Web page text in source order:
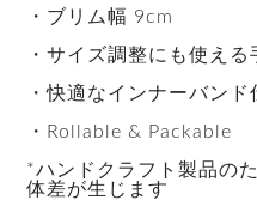
・ブリム幅 9cm
・サイズ調整にも使え
・快適なインナーバンド
・Rollable & Packable
*ハンドクラフト製品の
体差が生じます